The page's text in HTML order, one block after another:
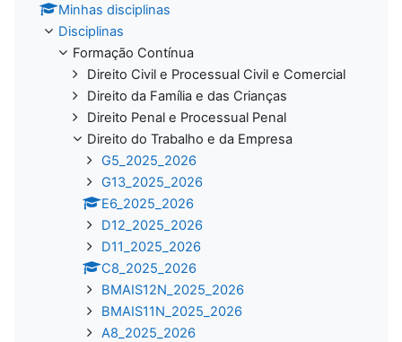
Minhas disciplinas
Disciplinas
Formação Contínua
Direito Civil e Processual Civil e Comercial
Direito da Família e das Crianças
Direito Penal e Processual Penal
Direito do Trabalho e da Empresa
G5_2025_2026
G13_2025_2026
E6_2025_2026
D12_2025_2026
D11_2025_2026
C8_2025_2026
BMAIS12N_2025_2026
BMAIS11N_2025_2026
A8_2025_2026